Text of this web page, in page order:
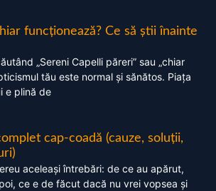
funcționează? Ce să știi înainte
„Sereni Capelli păreri” sau „chiar
tău este normal și sănătos. Piața
e plină de
cap-coadă (cauze, soluții,
aceleași întrebări: de ce au apărut,
ce e de făcut dacă nu vrei vopsea și